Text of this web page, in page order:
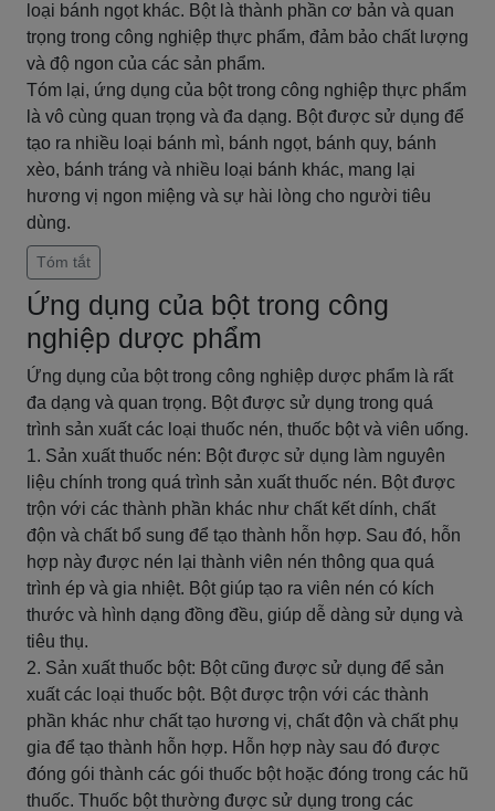
loại bánh ngọt khác. Bột là thành phần cơ bản và quan
trọng trong công nghiệp thực phẩm, đảm bảo chất lượng
và độ ngon của các sản phẩm.
Tóm lại, ứng dụng của bột trong công nghiệp thực phẩm
là vô cùng quan trọng và đa dạng. Bột được sử dụng để
tạo ra nhiều loại bánh mì, bánh ngọt, bánh quy, bánh
xèo, bánh tráng và nhiều loại bánh khác, mang lại
hương vị ngon miệng và sự hài lòng cho người tiêu
dùng.
Tóm tắt
Ứng dụng của bột trong công
nghiệp dược phẩm
Ứng dụng của bột trong công nghiệp dược phẩm là rất
đa dạng và quan trọng. Bột được sử dụng trong quá
trình sản xuất các loại thuốc nén, thuốc bột và viên uống.
1. Sản xuất thuốc nén: Bột được sử dụng làm nguyên
liệu chính trong quá trình sản xuất thuốc nén. Bột được
trộn với các thành phần khác như chất kết dính, chất
độn và chất bổ sung để tạo thành hỗn hợp. Sau đó, hỗn
hợp này được nén lại thành viên nén thông qua quá
trình ép và gia nhiệt. Bột giúp tạo ra viên nén có kích
thước và hình dạng đồng đều, giúp dễ dàng sử dụng và
tiêu thụ.
2. Sản xuất thuốc bột: Bột cũng được sử dụng để sản
xuất các loại thuốc bột. Bột được trộn với các thành
phần khác như chất tạo hương vị, chất độn và chất phụ
gia để tạo thành hỗn hợp. Hỗn hợp này sau đó được
đóng gói thành các gói thuốc bột hoặc đóng trong các hũ
thuốc. Thuốc bột thường được sử dụng trong các